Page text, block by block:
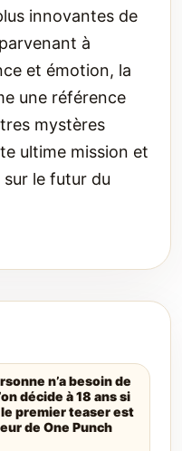
innovantes de
à
et émotion, la
une référence
mystères
ultime mission et
le futur du
n’a besoin de
décide à 18 ans si
premier teaser est
de One Punch